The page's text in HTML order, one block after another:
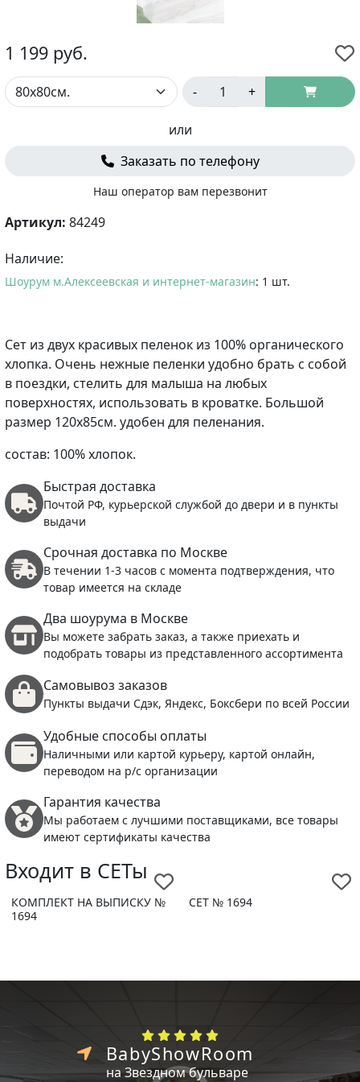
1 199 руб.
- +
или
Заказать по телефону
Наш оператор вам перезвонит
Артикул: 84249
Наличие:
Шоурум м.Алексеевская и интернет-магазин: 1 шт.
Сет из двух красивых пеленок из 100% органического
хлопка. Очень нежные пеленки удобно брать с собой
в поездки, стелить для малыша на любых
поверхностях, использовать в кроватке. Большой
размер 120х85см. удобен для пеленания.
состав: 100% хлопок.
Быстрая доставка
Почтой РФ, курьерской службой до двери и в пункты
выдачи
Срочная доставка по Москве
В течении 1-3 часов с момента подтверждения, что
товар имеется на складе
Два шоурума в Москве
Вы можете забрать заказ, а также приехать и
подобрать товары из представленного ассортимента
Самовывоз заказов
Пункты выдачи Сдэк, Яндекс, Боксбери по всей России
Удобные способы оплаты
Наличными или картой курьеру, картой онлайн,
переводом на р/с организации
Гарантия качества
Мы работаем с лучшими поставщиками, все товары
имеют сертификаты качества
Входит в СЕТы
КОМПЛЕКТ НА ВЫПИСКУ №
1694
СЕТ № 1694
BabyShowRoom
на Звездном бульваре